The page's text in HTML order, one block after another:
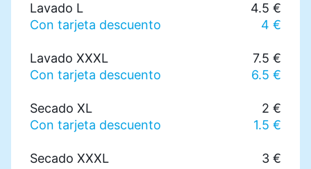
Lavado L
4.5 €
Con tarjeta descuento
4 €
Lavado XXXL
7.5 €
Con tarjeta descuento
6.5 €
Secado XL
2 €
Con tarjeta descuento
1.5 €
Secado XXXL
3 €